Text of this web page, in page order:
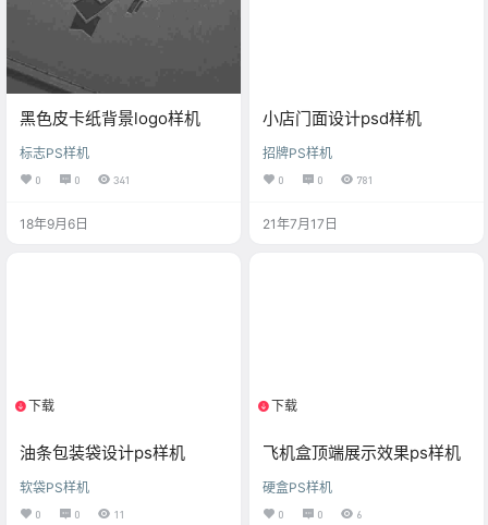
黑色皮卡纸背景logo样机
标志PS样机
0 0 341
18年9月6日
小店门面设计psd样机
招牌PS样机
0 0 781
21年7月17日
下载
油条包装袋设计ps样机
软袋PS样机
0 0 11
下载
飞机盒顶端展示效果ps样机
硬盒PS样机
0 0 6